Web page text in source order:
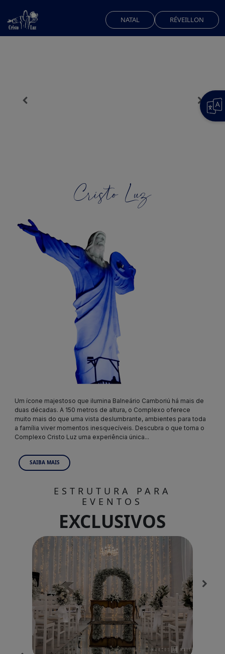
NATAL RÉVEILLON
Cristo Luz
Um ícone majestoso que ilumina Balneário Camboriú há mais de
duas décadas. A 150 metros de altura, o Complexo oferece
muito mais do que uma vista deslumbrante, ambientes para toda
a família viver momentos inesquecíveis. Descubra o que torna o
Complexo Cristo Luz uma experiência única...
SAIBA MAIS
ESTRUTURA PARA
EVENTOS
EXCLUSIVOS